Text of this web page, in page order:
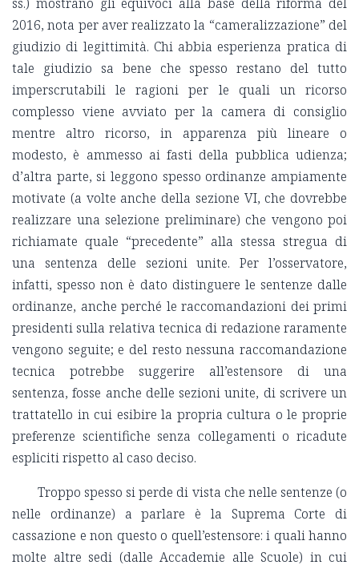
2016, nota per aver realizzato la “cameralizzazione” del
giudizio di legittimità. Chi abbia esperienza pratica di
tale giudizio sa bene che spesso restano del tutto
imperscrutabili le ragioni per le quali un ricorso
complesso viene avviato per la camera di consiglio
mentre altro ricorso, in apparenza più lineare o
modesto, è ammesso ai fasti della pubblica udienza;
d’altra parte, si leggono spesso ordinanze ampiamente
motivate (a volte anche della sezione VI, che dovrebbe
realizzare una selezione preliminare) che vengono poi
richiamate quale “precedente” alla stessa stregua di
una sentenza delle sezioni unite. Per l’osservatore,
infatti, spesso non è dato distinguere le sentenze dalle
ordinanze, anche perché le raccomandazioni dei primi
presidenti sulla relativa tecnica di redazione raramente
vengono seguite; e del resto nessuna raccomandazione
tecnica potrebbe suggerire all’estensore di una
sentenza, fosse anche delle sezioni unite, di scrivere un
trattatello in cui esibire la propria cultura o le proprie
preferenze scientifiche senza collegamenti o ricadute
espliciti rispetto al caso deciso.
Troppo spesso si perde di vista che nelle sentenze (o
nelle ordinanze) a parlare è la Suprema Corte di
cassazione e non questo o quell’estensore: i quali hanno
molte altre sedi (dalle Accademie alle Scuole) in cui